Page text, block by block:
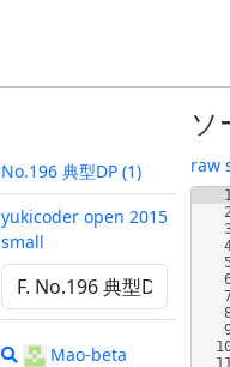
No.196 典型DP (1)
yukicoder open 2015
small
Mao-beta
ソ
raw